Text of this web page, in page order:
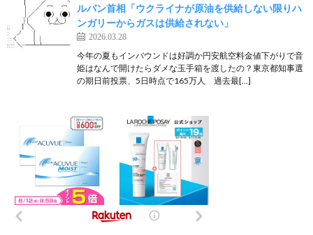
ルバン首相「ウクライナが原油を供給しない限りハ
ンガリーからガスは供給されない」
2026.03.28
今年の夏もインバウンドは好調か円安航空料金値下がりで音
姫はなんで開けたらダメな玉手箱を渡したの？東京都知事選
の期日前投票、5日時点で165万人 過去最[…]